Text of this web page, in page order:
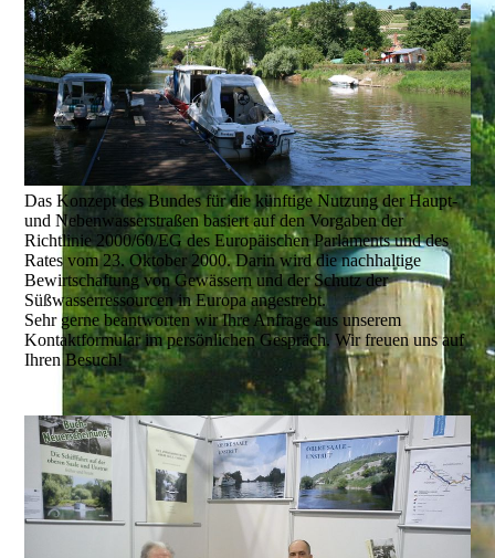
Das Konzept des Bundes für die künftige Nutzung der Haupt-
und Nebenwasserstraßen basiert auf den Vorgaben der
Richtlinie 2000/60/EG des Europäischen Parlaments und des
Rates vom 23. Oktober 2000. Darin wird die nachhaltige
Bewirtschaftung von Gewässern und der Schutz der
Süßwasserressourcen in Europa angestrebt.
Sehr gerne beantworten wir Ihre Anfrage aus unserem
Kontaktformular im persönlichen Gespräch. Wir freuen uns auf
Ihren Besuch!